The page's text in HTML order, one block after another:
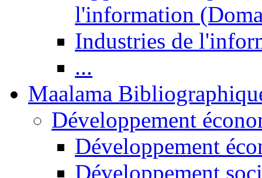
l'information
Industries de
...
Maalama
Développement
Développement
Développement